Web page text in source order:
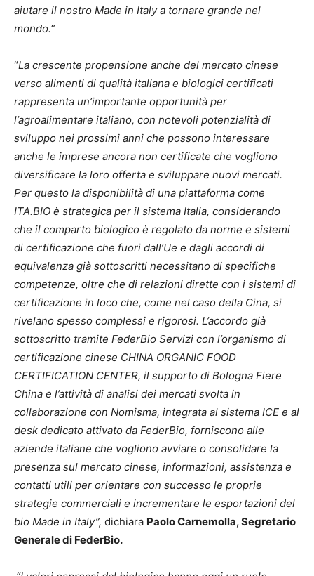
aiutare il nostro Made in Italy a tornare grande nel
mondo.”
“La crescente propensione anche del mercato cinese
verso alimenti di qualità italiana e biologici certificati
rappresenta un’importante opportunità per
l’agroalimentare italiano, con notevoli potenzialità di
sviluppo nei prossimi anni che possono interessare
anche le imprese ancora non certificate che vogliono
diversificare la loro offerta e sviluppare nuovi mercati.
Per questo la disponibilità di una piattaforma come
ITA.BIO è strategica per il sistema Italia, considerando
che il comparto biologico è regolato da norme e sistemi
di certificazione che fuori dall’Ue e dagli accordi di
equivalenza già sottoscritti necessitano di specifiche
competenze, oltre che di relazioni dirette con i sistemi di
certificazione in loco che, come nel caso della Cina, si
rivelano spesso complessi e rigorosi. L’accordo già
sottoscritto tramite FederBio Servizi con l’organismo di
certificazione cinese CHINA ORGANIC FOOD
CERTIFICATION CENTER, il supporto di Bologna Fiere
China e l’attività di analisi dei mercati svolta in
collaborazione con Nomisma, integrata al sistema ICE e al
desk dedicato attivato da FederBio, forniscono alle
aziende italiane che vogliono avviare o consolidare la
presenza sul mercato cinese, informazioni, assistenza e
contatti utili per orientare con successo le proprie
strategie commerciali e incrementare le esportazioni del
bio Made in Italy”, dichiara Paolo Carnemolla, Segretario
Generale di FederBio.